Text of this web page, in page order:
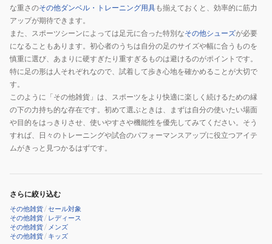
な重さのその他ダンベル・トレーニング用具も揃えておくと、効率的に筋力
アップが期待できます。
また、スポーツシーンによっては足元に合った特別なその他シューズが必要
になることもあります。初心者のうちは自分の足のサイズや幅に合うものを
慎重に選び、あまりに硬すぎたり重すぎるものは避けるのがポイントです。
特に足の形は人それぞれなので、試着して歩き心地を確かめることが大切で
す。
このように「その他雑貨」は、スポーツをより快適に楽しく続けるための縁
の下の力持ち的な存在です。初めて選ぶときは、まずは自分の使いたい場面
や目的をはっきりさせ、使いやすさや機能性を優先してみてください。そう
すれば、日々のトレーニングや試合のパフォーマンスアップに役立つアイテ
ムがきっと見つかるはずです。
さらに絞り込む
その他雑貨/セール対象
その他雑貨/ レディース
その他雑貨/ メンズ
その他雑貨/ キッズ